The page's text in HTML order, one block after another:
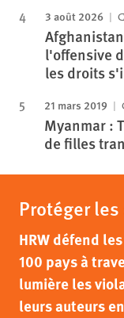
3 août 2026
l'offensive
les droits
21 mars 2019
Myanmar :
de filles
Protéger
HRW défend
100 pays à
lumière les
leurs auteurs